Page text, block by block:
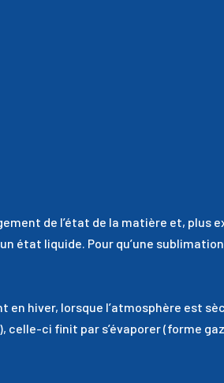
de l’état de la matière et, plus
état liquide. Pour qu’une
en hiver, lorsque l’atmosphère est
ci finit par s’évaporer (forme